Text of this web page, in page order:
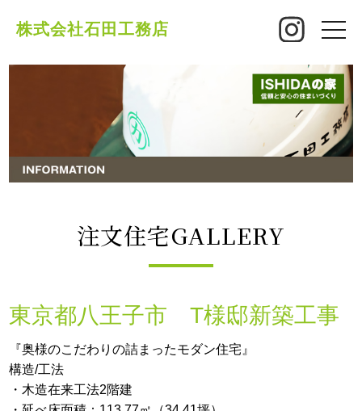
株式会社石田工務店
toggle
注文住宅GALLERY
東京都八王子市 T様邸新築工事
『奥様のこだわりの詰まったモダン住宅』
構造/工法
・木造在来工法2階建